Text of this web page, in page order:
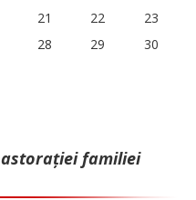
21 22
23
28 29
30
familiei